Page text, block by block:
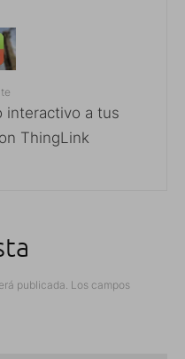
interactivo a tus
ThingLink
publicada. Los campos